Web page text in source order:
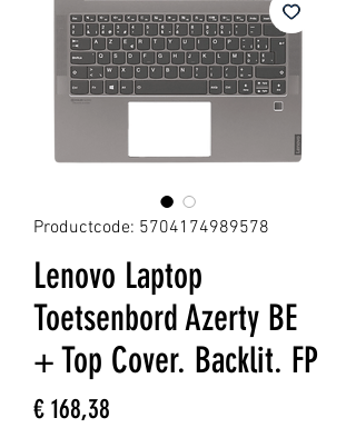
Productcode: 5704174989578
Lenovo Laptop
Toetsenbord Azerty BE
+ Top Cover. Backlit. FP
€ 168,38